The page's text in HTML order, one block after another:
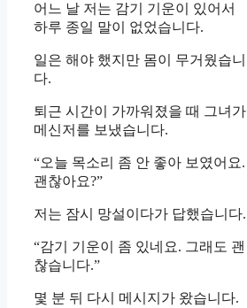
어느 날 저는 감기 기운이 있어서
하루 종일 말이 없었습니다.
일은 해야 했지만 몸이 무거웠습니
다.
퇴근 시간이 가까워졌을 때 그녀가
메신저를 보냈습니다.
“오늘 목소리 좀 안 좋아 보였어요.
괜찮아요?”
저는 잠시 망설이다가 답했습니다.
“감기 기운이 좀 있네요. 그래도 괜
찮습니다.”
몇 분 뒤 다시 메시지가 왔습니다.